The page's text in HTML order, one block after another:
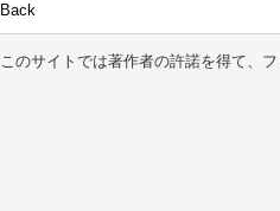
Back
このサイトでは著作者の許諾を得て、